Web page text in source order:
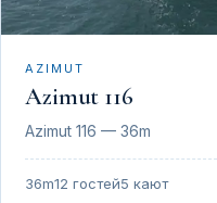
AZIMUT
Azimut 116
Azimut 116 — 36m
36m12 гостей5 кают